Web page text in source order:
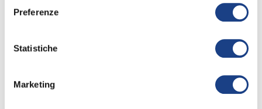
Preferenze
Statistiche
Marketing
Bologna
Sound designer: Alessandro Renzetti
Registrazione Antoniano di Bologna